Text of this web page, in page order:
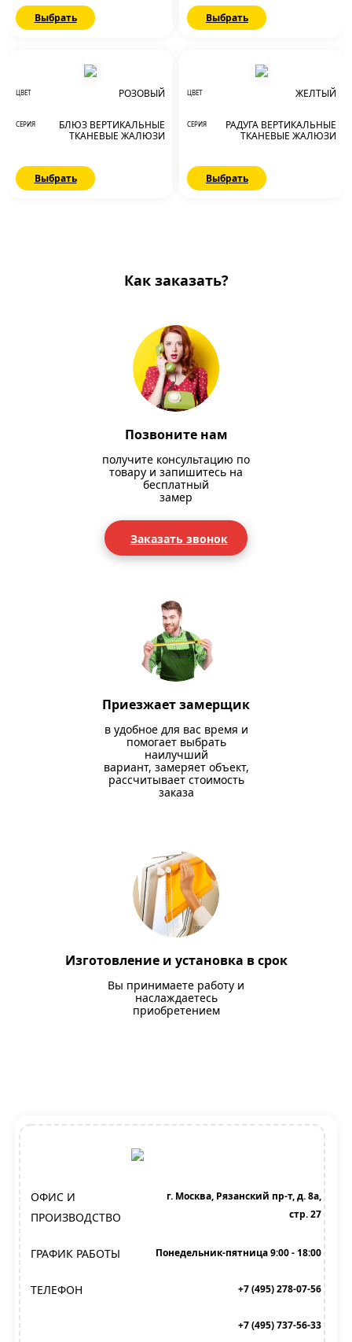
Выбрать Выбрать
ЦВЕТ РОЗОВЫЙ
СЕРИЯ
БЛЮЗ ВЕРТИКАЛЬНЫЕ
ТКАНЕВЫЕ ЖАЛЮЗИ
Выбрать
ЦВЕТ ЖЕЛТЫЙ
СЕРИЯ
РАДУГА ВЕРТИКАЛЬНЫЕ
ТКАНЕВЫЕ ЖАЛЮЗИ
Выбрать
Как заказать?
Позвоните нам
получите консультацию по
товару и запишитесь на
бесплатный
замер
Заказать звонок
Приезжает замерщик
в удобное для вас время и
помогает выбрать
наилучший
вариант, замеряет объект,
рассчитывает стоимость
заказа
Изготовление и установка в срок
Вы принимаете работу и
наслаждаетесь
приобретением
ОФИС И
ПРОИЗВОДСТВО
г. Москва, Рязанский пр-т, д. 8а,
стр. 27
ГРАФИК РАБОТЫ Понедельник-пятница 9:00 - 18:00
ТЕЛЕФОН +7 (495) 278-07-56
+7 (495) 737-56-33